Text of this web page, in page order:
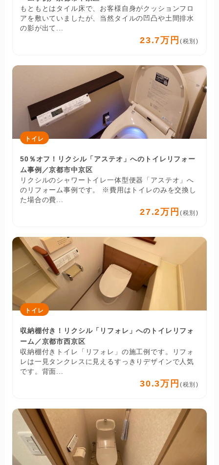
もともとはタイル床で、お客様自身がクッションフロ
アを敷いていましたが、当然タイルの凹凸や土間排水
の影が出て...
23.7万円 (税別)
トイレ
50％オフ！リクシル「アステオ」へのトイレリフォー
ム事例／京都市中京区
リクシルのシャワートイレ一体型便器「アステオ」へ
のリフォーム事例です。 ※費用はトイレのみを交換し
た場合の費...
27.2万円 (税別)
トイレ
収納棚付き！リクシル「リフォレ」へのトイレリフォ
ーム／京都市西京区
収納棚付きトイレ「リフォレ」の施工例です。リフォ
レは一見タンクレスに見えるすっきりデザインで人気
です。背面...
30.3万円 (税別)